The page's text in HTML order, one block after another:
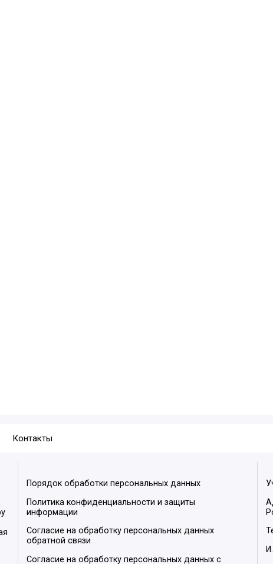
Контакты
Порядок обработки персональных данных
Политика конфиденциальности и защиты
информации
Согласие на обработку персональных данных
обратной связи
Согласие на обработку персональных данных с